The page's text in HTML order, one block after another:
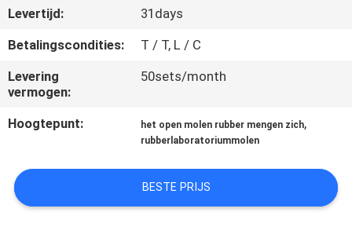
NIEUWS
GEVALLEN
SITEMAP
PRIVACY
POLICY
Levertijd:
31days
Betalingscondities:
T / T, L / C
Levering
vermogen:
50sets/month
Hoogtepunt: het open molen rubber mengen zich,
rubberlaboratoriummolen
BESTE PRIJS